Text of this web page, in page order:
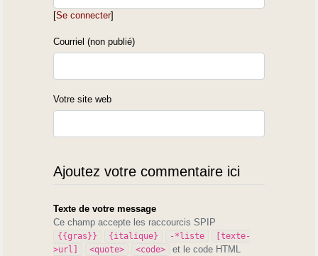
[Se connecter]
Courriel (non publié)
Votre site web
Ajoutez votre commentaire ici
Texte de votre message
Ce champ accepte les raccourcis SPIP
{{gras}} {italique} -*liste
[texte-
>url]
<quote> <code> et le code HTML